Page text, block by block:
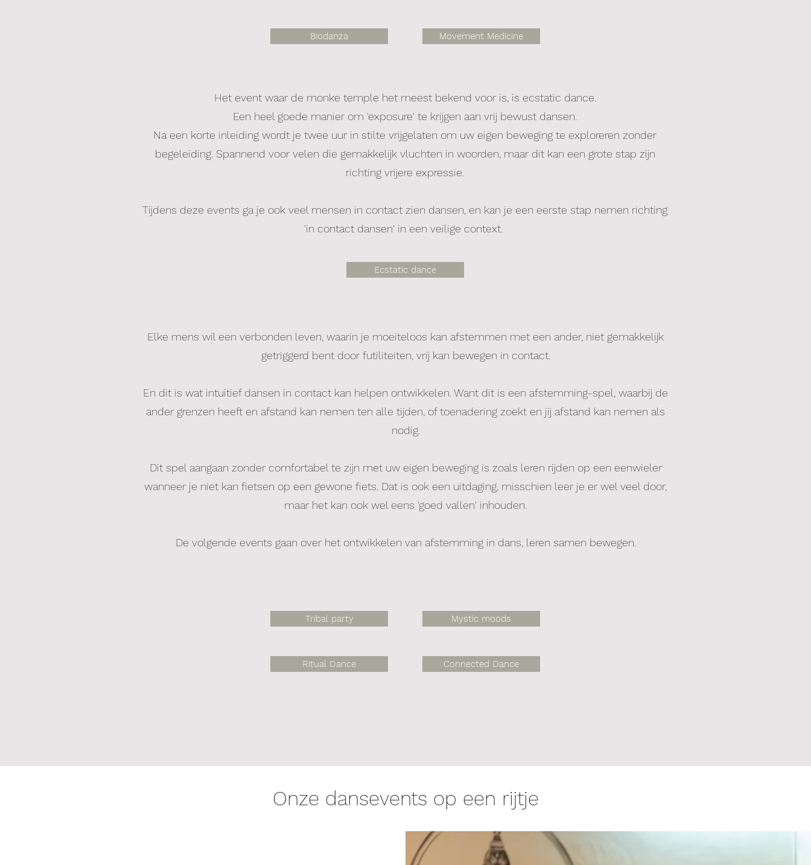
Biodanza Movement Medicine
Het event waar de monke temple het meest bekend voor is, is ecstatic dance.
Een heel goede manier om 'exposure' te krijgen​​ aan vrij bewust dansen.
Na een korte inleiding wordt je twee uur in stilte vrijgelaten om uw eigen beweging te exploreren zonder
begeleiding. Spannend voor velen die gemakkelijk vluchten in woorden, maar dit kan een grote stap zijn
richting vrijere expressie.
Tijdens deze events ga je ook veel mensen in contact zien dansen, en kan je een eerste stap nemen richting
'in contact dansen' in een veilige context.
Ecstatic dance
Elke mens wil een verbonden leven, waarin je moeiteloos kan afstemmen met een ander, niet gemakkelijk
getriggerd bent door futiliteiten, vrij kan bewegen in contact.
En dit is wat intuïtief dansen in contact kan helpen ontwikkelen. Want dit is een afstemming-spel, waarbij de
ander grenzen heeft en afstand kan nemen ten alle tijden, of toenadering zoekt en jij afstand kan nemen als
nodig.
Dit spel aangaan zonder comfortabel te zijn met uw eigen beweging is zoals leren rijden op een eenwieler
wanneer je niet kan fietsen op een gewone fiets. Dat is ook een uitdaging, misschien leer je er wel veel door,
maar het kan ook wel eens 'goed vallen' inhouden.
De volgende events gaan over het ontwikkelen van afstemming in dans, leren samen bewegen.
Tribal party
Ritual Dance
Mystic moods
Connected Dance
Onze dansevents op een rijtje